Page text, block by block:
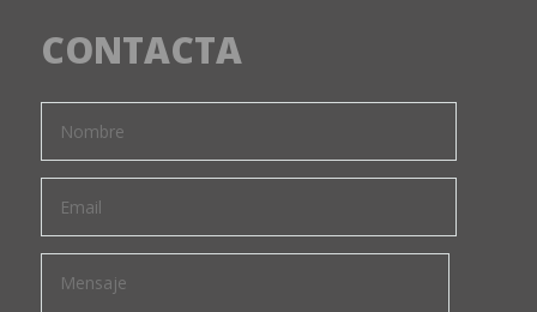
CONTACTA